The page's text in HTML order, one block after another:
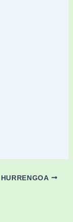
HURRENGOA